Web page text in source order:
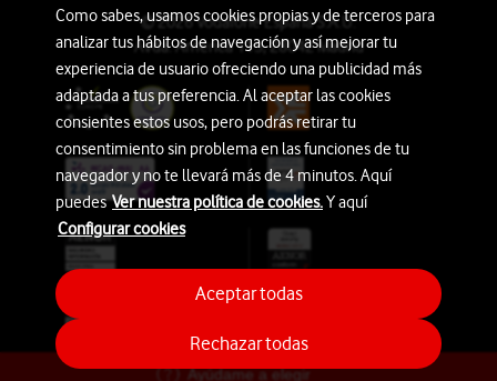
Ayúdame a elegir
© 2026 Vodafone España S.A.U.
Avda. América 115, 28042 Madrid
Como sabes, usamos cookies propias y de terceros para
analizar tus hábitos de navegación y así mejorar tu
experiencia de usuario ofreciendo una publicidad más
adaptada a tus preferencia. Al aceptar las cookies
consientes estos usos, pero podrás retirar tu
consentimiento sin problema en las funciones de tu
navegador y no te llevará más de 4 minutos. Aquí
puedesVer nuestra política de cookies.Y aquí
Configurar cookies
Rechazar todas
Aceptar todas